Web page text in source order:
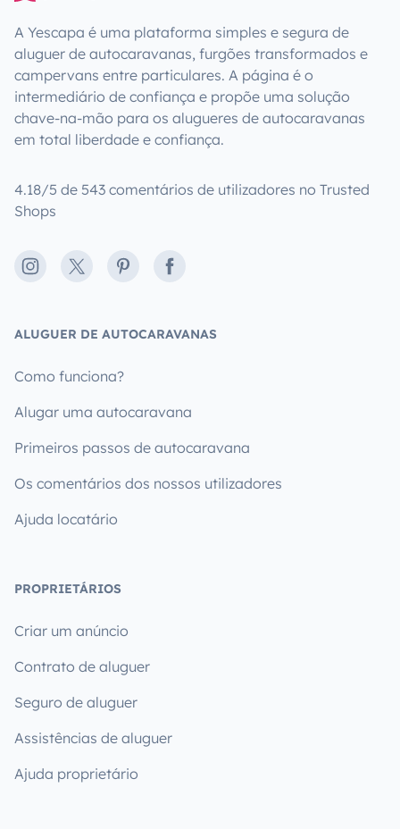
A Yescapa é uma plataforma simples e segura de
aluguer de autocaravanas, furgões transformados e
campervans entre particulares. A página é o
intermediário de confiança e propõe uma solução
chave-na-mão para os alugueres de autocaravanas
em total liberdade e confiança.
4.18/5 de 543 comentários de utilizadores no Trusted
Shops
Instagram
X PinterestFacebook
ALUGUER DE AUTOCARAVANAS
Como funciona?
Alugar uma autocaravana
Primeiros passos de autocaravana
Os comentários dos nossos utilizadores
Ajuda locatário
PROPRIETÁRIOS
Criar um anúncio
Contrato de aluguer
Seguro de aluguer
Assistências de aluguer
Ajuda proprietário